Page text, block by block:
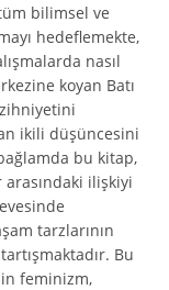
bilimsel ve
hedeflemekte,
nasıl
koyan Batı
ikili düşüncesini
bu kitap,
ilişkiyi
tarzlarının
Bu
feminizm,